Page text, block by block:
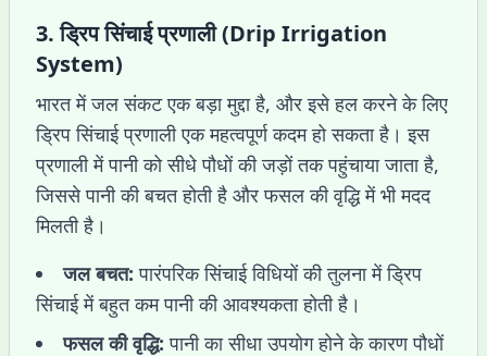
3.ड्रिप सिंचाई प्रणाली (Drip Irrigation
System)
भारत में जल संकट एक बड़ा मुद्दा है, और इसे हल करने के लिए
ड्रिप सिंचाई प्रणाली एक महत्वपूर्ण कदम हो सकता है। इस
प्रणाली में पानी को सीधे पौधों की जड़ों तक पहुंचाया जाता है,
जिससे पानी की बचत होती है और फसल की वृद्धि में भी मदद
मिलती है।
जल बचत: पारंपरिक सिंचाई विधियों की तुलना में ड्रिप
सिंचाई में बहुत कम पानी की आवश्यकता होती है।
फसल की वृद्धि: पानी का सीधा उपयोग होने के कारण पौधों